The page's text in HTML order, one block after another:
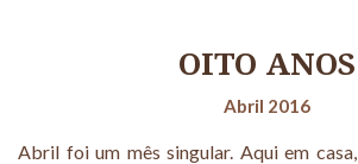
OITO ANOS
Abril 2016
Abril foi um mês singular. Aqui em